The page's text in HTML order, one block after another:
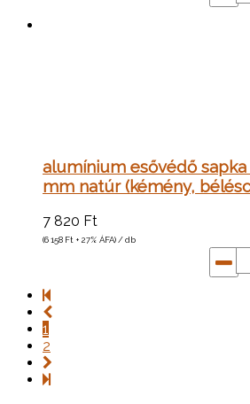
alumínium esővédő
mm natúr (kémény,
7 820 Ft
(6 158 Ft + 27% ÁFA) / db
1
2